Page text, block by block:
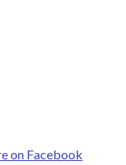
on Facebook